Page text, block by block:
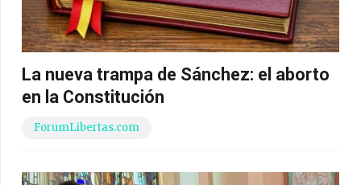
La nueva trampa de Sánchez: el aborto
en la Constitución
ForumLibertas.com